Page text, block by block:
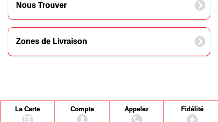
Nous Trouver
Zones de Livraison
La Carte Compte Appelez Fidélité